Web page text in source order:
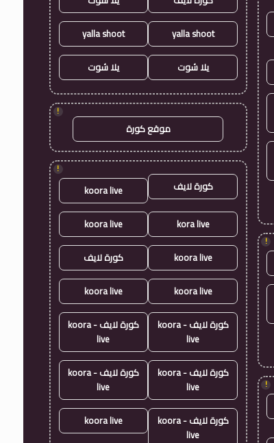
!
!
yalla shoot
yalla shoot
يلا شوت يلا شوت
!
موقع كورة
!
كورة لايف koora live
kora live
koora live
koora live كورة لايف
koora live
koora live
كورة لايف - koora
live
كورة لايف - koora
live
كورة لايف - koora
live
كورة لايف - koora
live
كورة لايف - koora
live
koora live